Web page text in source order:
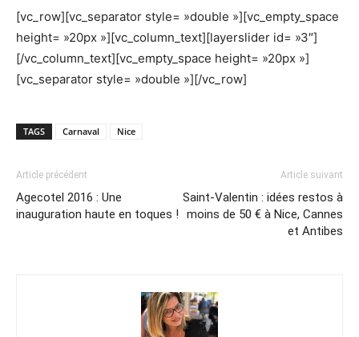
[vc_row][vc_separator style= »double »][vc_empty_space
height= »20px »][vc_column_text][layerslider id= »3″]
[/vc_column_text][vc_empty_space height= »20px »]
[vc_separator style= »double »][/vc_row]
TAGS Carnaval Nice
Article précédent
Agecotel 2016 : Une
inauguration haute en toques !
Article suivant
Saint-Valentin : idées restos à
moins de 50 € à Nice, Cannes
et Antibes